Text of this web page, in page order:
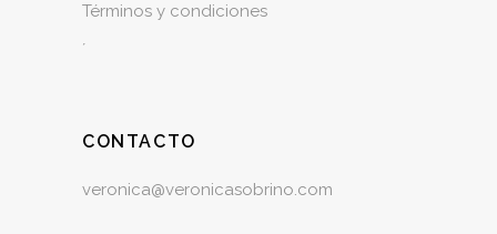
Términos y condiciones
´
CONTACTO
veronica@veronicasobrino.com